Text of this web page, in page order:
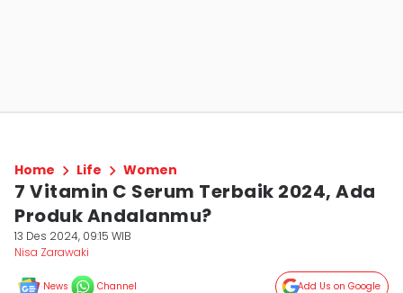
Home Life Women
7 Vitamin C Serum Terbaik 2024, Ada
Produk Andalanmu?
13 Des 2024, 09:15 WIB
Nisa Zarawaki
News Channel Add Us on Google